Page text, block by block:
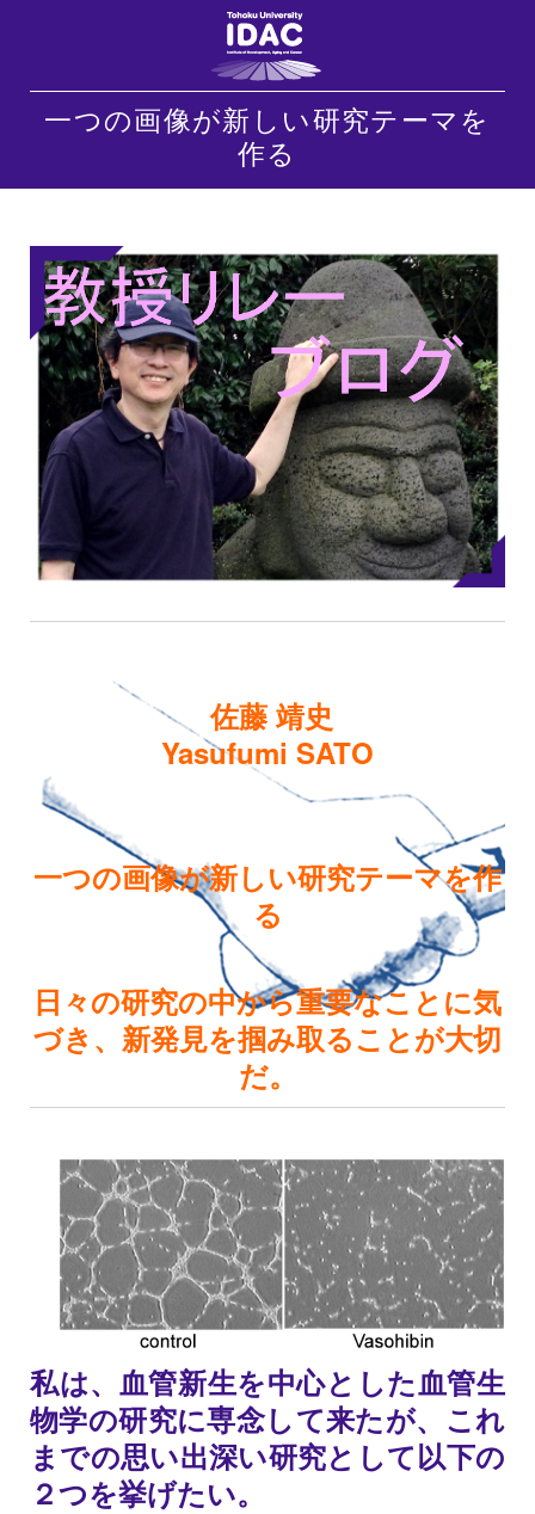
一つの画像が新しい研究テーマを
作る
佐藤 靖史
Yasufumi SATO
一つの画像が新しい研究テーマを作
る
日々の研究の中から重要なことに気
づき、新発見を掴み取ることが大切
だ。
私は、血管新生を中心とした血管生
物学の研究に専念して来たが、これ
までの思い出深い研究として以下の
２つを挙げたい。